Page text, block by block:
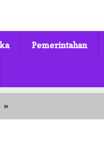
Pemerintahan
»
Posyandu